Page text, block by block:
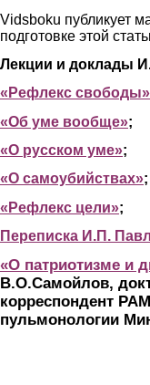
Vidsboku публикует
подготовке этой
Лекции и доклады
«Рефлекс свободы»
«Об уме вообще»;
«О русском уме»;
«О самоубийствах»;
«Рефлекс цели»;
Переписка И.П.
«О патриотизме и
В.О.Самойлов,
корреспондент
пульмонологии